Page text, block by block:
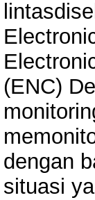
(ENC)
dengan
situasi